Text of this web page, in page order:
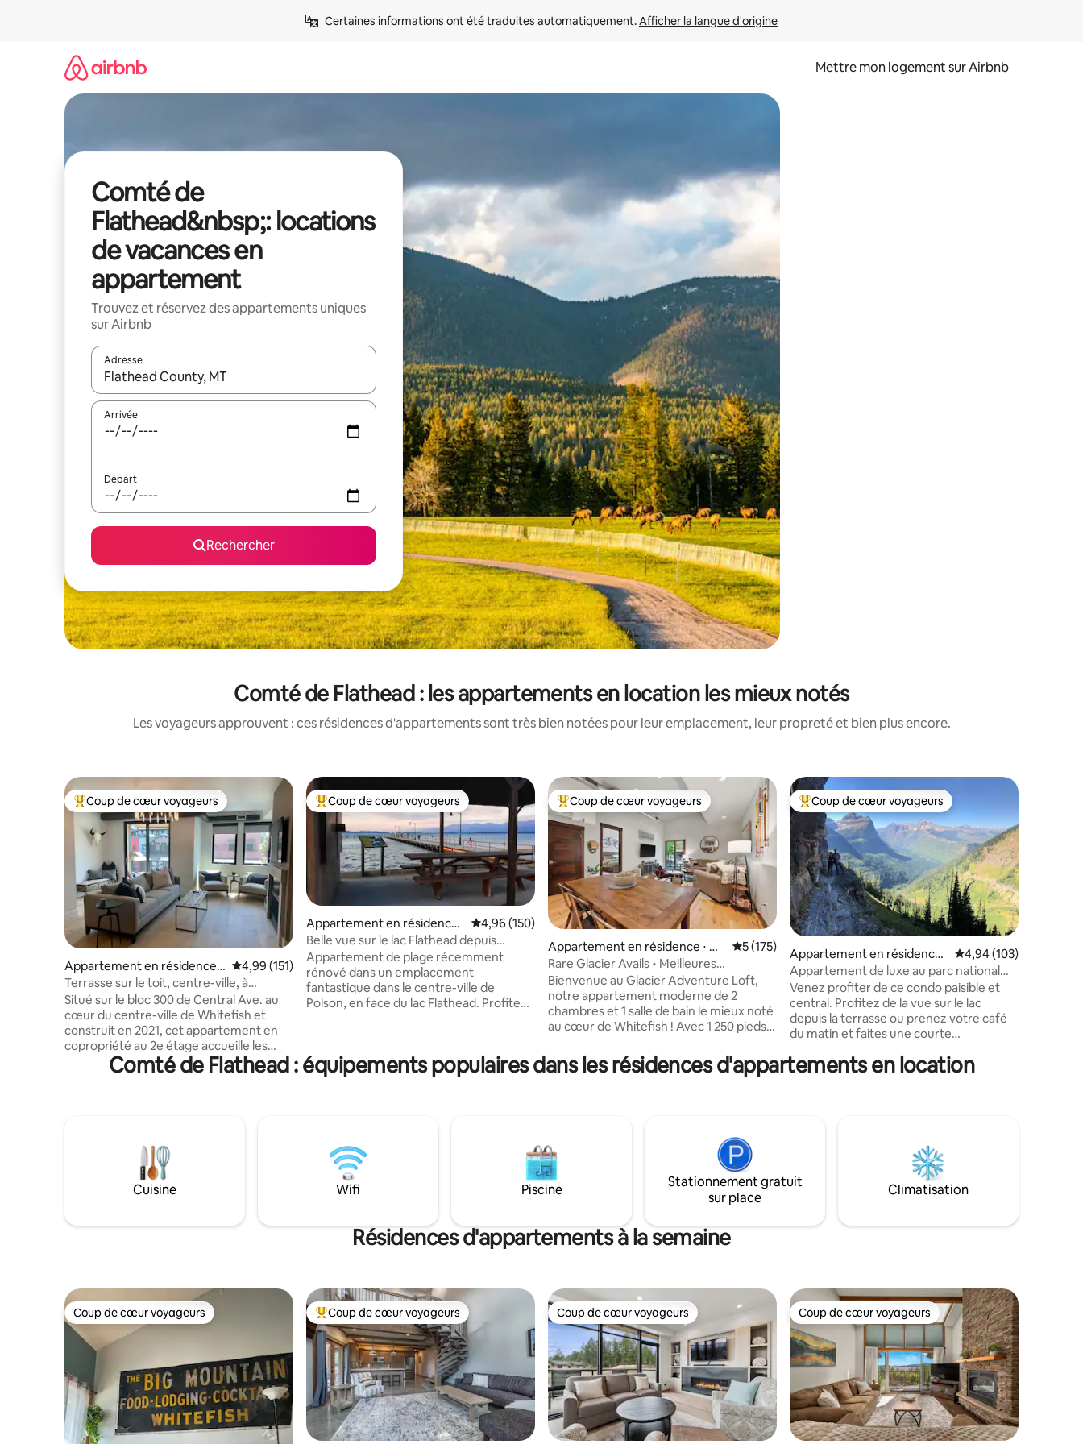
Certaines informations ont été traduites automatiquement. Afficher la langue d'origine
Mettre mon logement sur Airbnb
Comté de
Flathead&nbsp;: locations
de vacances en
appartement
Trouvez et réservez des appartements uniques
sur Airbnb
Adresse
Lorsque les résultats s'affichent, utilisez les flèches vers le haut et vers le bas pour les parcourir ou en appuyant et en faisant glisser.
Arrivée
Départ
Rechercher
Comté de Flathead : les appartements en location les mieux notés
Les voyageurs approuvent : ces résidences d'appartements sont très bien notées pour leur emplacement, leur propreté et bien plus encore.
Coups de cœur voyageurs les plus appréciés
Coup de cœur voyageurs
Appartement en résidence ⋅
Whitefish
Évaluation moyenne sur la base de 151 commentaires : 4,99 sur 5
4,99 (151)
Terrasse sur le toit, centre-ville, à
40 minutes de Glacier Park
Situé sur le bloc 300 de Central Ave. au
cœur du centre-ville de Whitefish et
construit en 2021, cet appartement en
copropriété au 2e étage accueille les
voyageurs avec un caractère moderne
de montagne et une sensation de
en acier inoxydable, un foyer au gaz et
1 place de parking souterrain. Installez-
vous confortablement et profitez d'un
livre et d'un café à côté du foyer au gaz
admirant la vue sur le centre-ville et Big
Coups de cœur voyageurs les plus appréciés
Coup de cœur voyageurs
Appartement en résidence ⋅
Polson
Évaluation moyenne sur la base de 150 commentaires : 4,96 sur 5
4,96 (150)
Belle vue sur le lac Flathead depuis
chaque pièce !
Appartement de plage récemment
rénové dans un emplacement
fantastique dans le centre-ville de
Polson, en face du lac Flathead. Profitez
parcs au bord du lac de Polson sont à
moins de cinq minutes à pied. Marche
(demandez-nous la disponibilité) ainsi
que l'accès à une rampe de bateau
publique facile à utiliser au coin de la rue.
Coups de cœur voyageurs les plus appréciés
Coup de cœur voyageurs
Appartement en résidence ⋅ W
hitefish
Évaluation moyenne sur la base de 175 commentaires : 5 sur 5
5 (175)
Rare Glacier Avails • Meilleures
évaluations • Meilleur emplacement !
Bienvenue au Glacier Adventure Loft,
notre appartement moderne de 2
chambres et 1 salle de bain le mieux noté
au cœur de Whitefish ! Avec 1 250 pieds
plafonds, il est lumineux et aéré ! La
grande principale dispose d'un lit king
quelques pas de tous les commerces,
restaurants, bars, arrêt de bus SNOW, et
à seulement 30 minutes en voiture de la
beauté époustouflante du Glacier
National Park ! Laissez-nous vous aider à
découvrir le meilleur du Montana !
Coups de cœur voyageurs les plus appréciés
Coup de cœur voyageurs
Appartement en résidence ⋅
Whitefish
Évaluation moyenne
4,94 (103)
Appartement de luxe au parc national
des Glaciers avec lac et ski
Venez profiter de ce condo paisible et
central. Profitez de la vue sur le lac
depuis la terrasse ou prenez votre café
du matin et faites une courte
privée sur le magnifique lac Whitefish.
centre-ville charmant de Whitefish avec
ses commerces et ses restaurants. L'une
des villes les plus proches pour séjourner
Glacier
Comté de Flathead : équipements populaires dans les résidences d'appartements en location
Cuisine Wifi Piscine
Stationnement gratuit
sur place
Climatisation
Résidences d'appartements à la semaine
Coup de cœur voyageurs
Coup de cœur voyageurs Coups de cœur voyageurs les plus appréciés
Coup de cœur voyageurs Coup de cœur voyageurs
Coup de cœur voyageurs Coup de cœur voyageurs
Coup de cœur voyageurs